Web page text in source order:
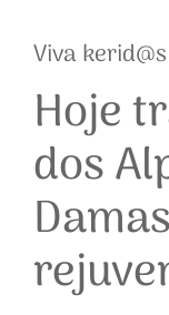
Viva
Hoje
dos